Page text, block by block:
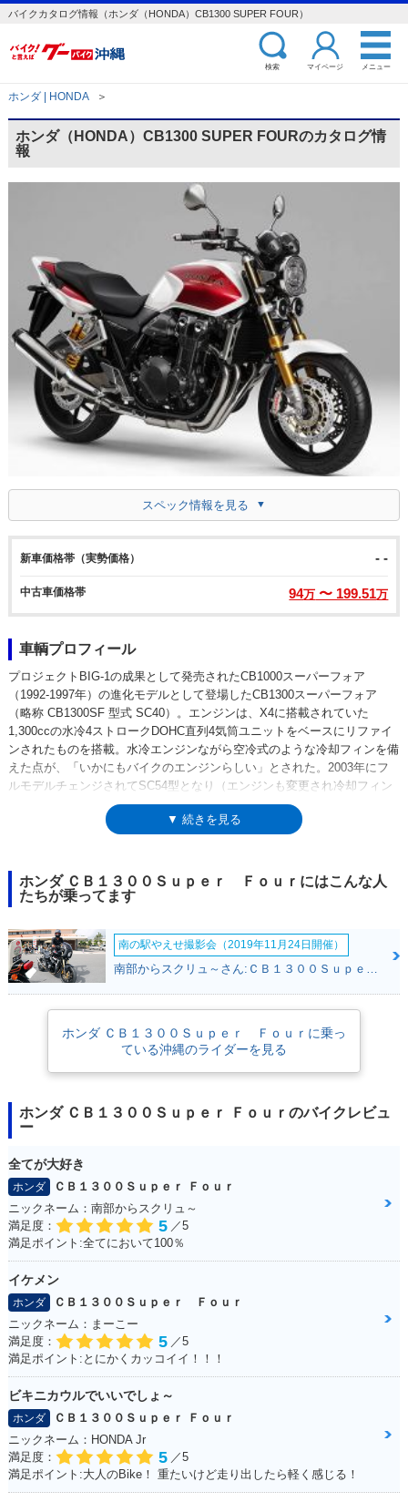
バイクカタログ情報（ホンダ（HONDA）CB1300 SUPER FOUR）
検索 マイページ メニュー
ホンダ | HONDA ＞
ホンダ（HONDA）CB1300 SUPER FOURのカタログ情
報
スペック情報を見る
新車価格帯（実勢価格） - -
中古車価格帯 94万 〜 199.51万
車輌プロフィール
プロジェクトBIG-1の成果として発売されたCB1000スーパーフォア
（1992-1997年）の進化モデルとして登場したCB1300スーパーフォア
（略称 CB1300SF 型式 SC40）。エンジンは、X4に搭載されていた
1,300ccの水冷4ストロークDOHC直列4気筒ユニットをベースにリファイ
ンされたものを搭載。水冷エンジンながら空冷式のような冷却フィンを備
えた点が、「いかにもバイクのエンジンらしい」とされた。2003年にフ
ルモデルチェンジされてSC54型となり（エンジンも変更され冷却フィン
はなくなる）、2005年にハーフカウルを装備したCB1300スーパーボルド
ールがラインナップに加わったあとは、CB1300シリーズとして、マイナ
ジでは、ヘッドライトがLED化され、それまで別仕様だったグリップヒー
ターとETC車載器が標準装備となった。2019年モデルでは、オーリンズ
た。2020年12月3日、新型モデルになることが公表され、同21日に正式発
表された。この2021年モデルから、スロットルバイワイヤ（電子制御ス
ロットル）を採用し、ライディングモード選択機能(3タイプ）とクルーズ
コントロールを搭載。また、トラクションコントロール（Hondaセレクタ
CB1300・シリーズ（スーパーフォア/スーパーボルドール）の歴史に幕が
▼ 続きを見る
ホンダ ＣＢ１３００Ｓｕｐｅｒ Ｆｏｕｒにはこんな人
たちが乗ってます
南の駅やえせ撮影会（2019年11月24日開催）
南部からスクリュ～さん:ＣＢ１３００Ｓｕｐｅｒ Ｆｏｕｒ(ホンダ)
ホンダ ＣＢ１３００Ｓｕｐｅｒ Ｆｏｕｒに乗っ
ている沖縄のライダーを見る
ホンダ ＣＢ１３００Ｓｕｐｅｒ Ｆｏｕｒのバイクレビュ
ー
全てが大好き
ホンダ
ＣＢ１３００Ｓｕｐｅｒ Ｆｏｕｒ
ニックネーム：南部からスクリュ～
満足度：
5 ／5
満足ポイント:全てにおいて100％
イケメン
ホンダ
ＣＢ１３００Ｓｕｐｅｒ Ｆｏｕｒ
ニックネーム：まーこー
満足度：
5 ／5
満足ポイント:とにかくカッコイイ！！！
ビキニカウルでいいでしょ～
ホンダ
ＣＢ１３００Ｓｕｐｅｒ Ｆｏｕｒ
ニックネーム：HONDA Jr
満足度：
5 ／5
満足ポイント:大人のBike！ 重たいけど走り出したら軽く感じる！